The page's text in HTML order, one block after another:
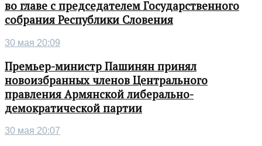
во главе с председателем Государственного
собрания Республики Словения
30 мая 20:09
Премьер-министр Пашинян принял
новоизбранных членов Центрального
правления Армянской либерально-
демократической партии
30 мая 20:07